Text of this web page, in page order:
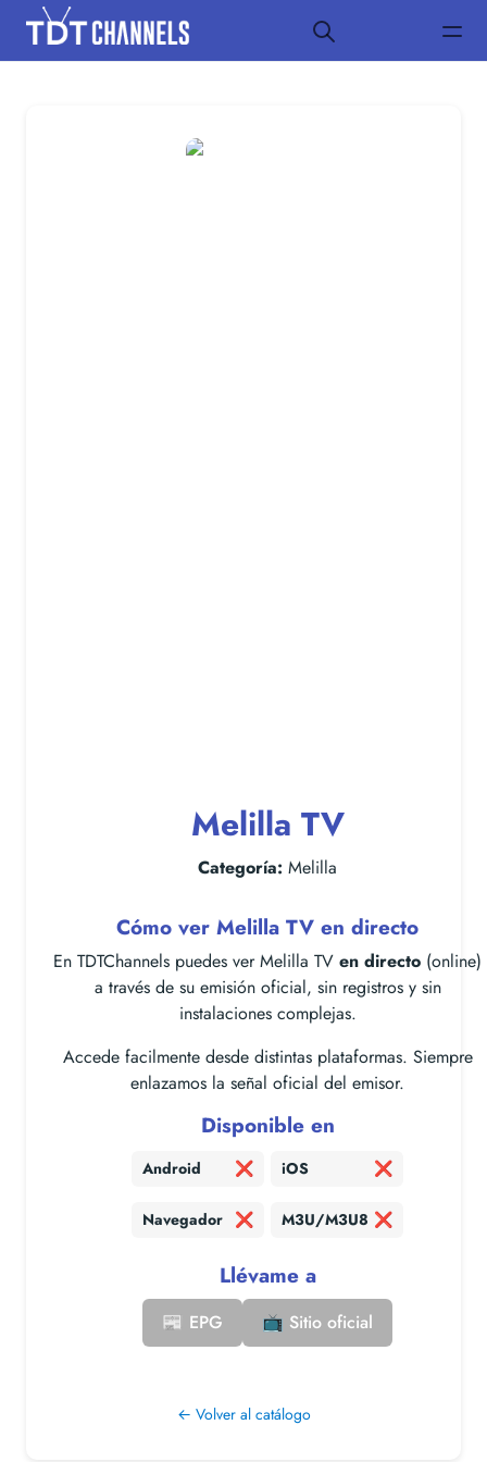
Melilla TV
Categoría: Melilla
Cómo ver Melilla TV en directo
En TDTChannels puedes ver Melilla TV en directo (online)
a través de su emisión oficial, sin registros y sin
instalaciones complejas.
Accede facilmente desde distintas plataformas. Siempre
enlazamos la señal oficial del emisor.
Disponible en
Android ❌ iOS ❌
Navegador ❌ M3U/M3U8 ❌
Llévame a
📰 EPG 📺 Sitio oficial
← Volver al catálogo